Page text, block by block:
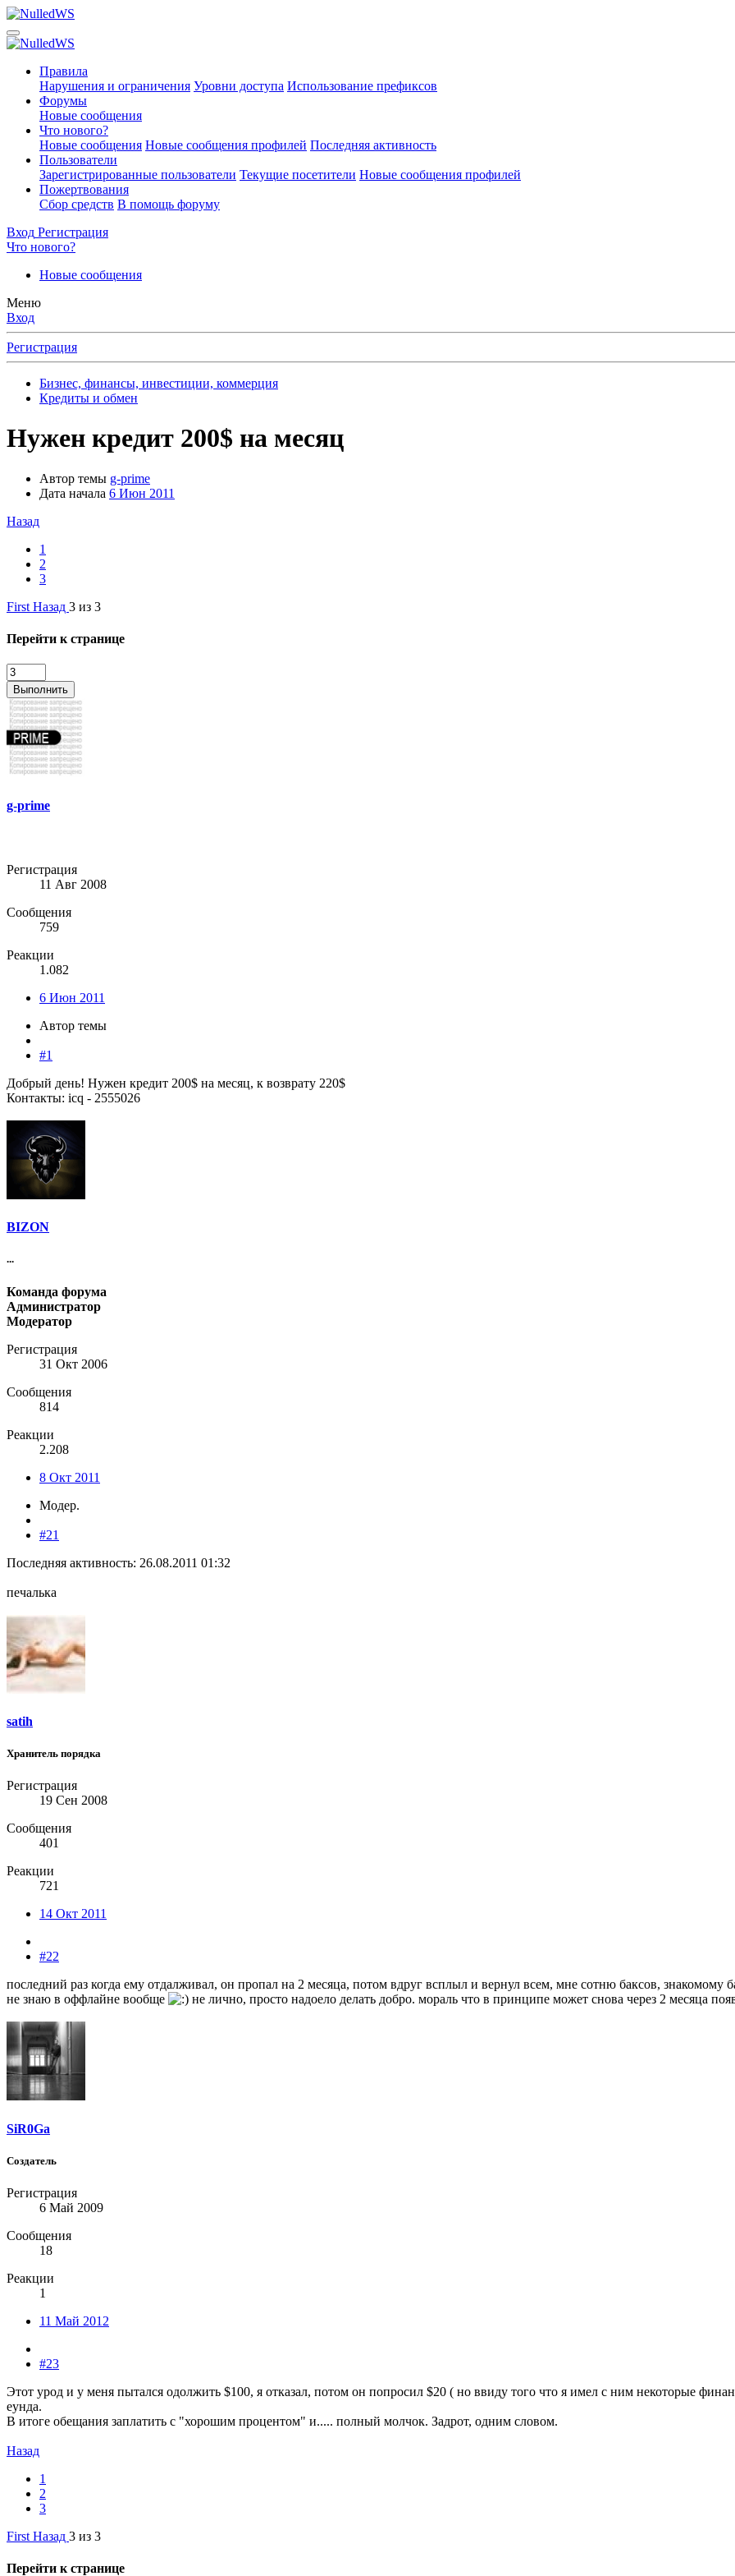
Правила
Нарушения и ограничения Уровни доступа Использование префиксов
Форумы
Новые сообщения
Что нового?
Новые сообщения Новые сообщения профилей Последняя активность
Пользователи
Зарегистрированные пользователи Текущие посетители Новые сообщения профилей
Пожертвования
Сбор средств В помощь форуму
Вход Регистрация
Что нового?
Новые сообщения
Меню
Вход
Регистрация
Бизнес, финансы, инвестиции, коммерция
Кредиты и обмен
Нужен кредит 200$ на месяц
Автор темы g-prime
Дата начала 6 Июн 2011
Назад
1
2
3
First Назад 3 из 3
Перейти к странице
Выполнить
g-prime
Регистрация
11 Авг 2008
Сообщения
759
Реакции
1.082
6 Июн 2011
Автор темы
#1
Добрый день! Нужен кредит 200$ на месяц, к возврату 220$
Контакты: icq - 2555026
BIZON
...
Команда форума
Администратор
Модератор
Регистрация
31 Окт 2006
Сообщения
814
Реакции
2.208
8 Окт 2011
Модер.
#21
Последняя активность: 26.08.2011 01:32
печалька
satih
Хранитель порядка
Регистрация
19 Сен 2008
Сообщения
401
Реакции
721
14 Окт 2011
#22
последний раз когда ему отдалживал, он пропал на 2 месяца, потом вдруг всплыл и вернул всем, мне сотню баксов, знакомому
не знаю в оффлайне вообще
не лично, просто надоело делать добро. мораль что в принципе может снова через 2 месяца
SiR0Ga
Создатель
Регистрация
6 Май 2009
Сообщения
18
Реакции
1
11 Май 2012
#23
Этот урод и у меня пытался одолжить $100, я отказал, потом он попросил $20 ( но ввиду того что я имел с ним некоторые
еунда.
В итоге обещания заплатить с "хорошим процентом" и..... полный молчок. Задрот, одним словом.
Назад
1
2
3
First Назад 3 из 3
Перейти к странице